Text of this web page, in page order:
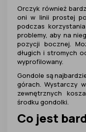
Orczyk również
oni w linii prostej
podczas
problemy, aby na
pozycji bocznej.
długich i stromych
wyprofilowany.
Gondole są
górach. Wystarczy
zewnętrznych
środku gondolki.
Co jest